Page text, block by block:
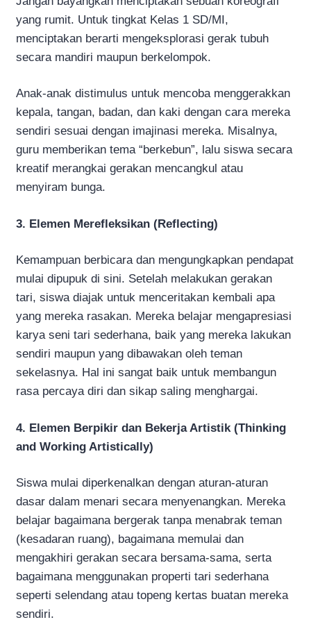
yang rumit. Untuk tingkat Kelas 1 SD/MI,
menciptakan berarti mengeksplorasi gerak tubuh
secara mandiri maupun berkelompok.
Anak-anak distimulus untuk mencoba menggerakkan
kepala, tangan, badan, dan kaki dengan cara mereka
sendiri sesuai dengan imajinasi mereka. Misalnya,
guru memberikan tema “berkebun”, lalu siswa secara
kreatif merangkai gerakan mencangkul atau
menyiram bunga.
3. Elemen Merefleksikan (Reflecting)
Kemampuan berbicara dan mengungkapkan pendapat
mulai dipupuk di sini. Setelah melakukan gerakan
tari, siswa diajak untuk menceritakan kembali apa
yang mereka rasakan. Mereka belajar mengapresiasi
karya seni tari sederhana, baik yang mereka lakukan
sendiri maupun yang dibawakan oleh teman
sekelasnya. Hal ini sangat baik untuk membangun
rasa percaya diri dan sikap saling menghargai.
4. Elemen Berpikir dan Bekerja Artistik (Thinking
and Working Artistically)
Siswa mulai diperkenalkan dengan aturan-aturan
dasar dalam menari secara menyenangkan. Mereka
belajar bagaimana bergerak tanpa menabrak teman
(kesadaran ruang), bagaimana memulai dan
mengakhiri gerakan secara bersama-sama, serta
bagaimana menggunakan properti tari sederhana
seperti selendang atau topeng kertas buatan mereka
sendiri.